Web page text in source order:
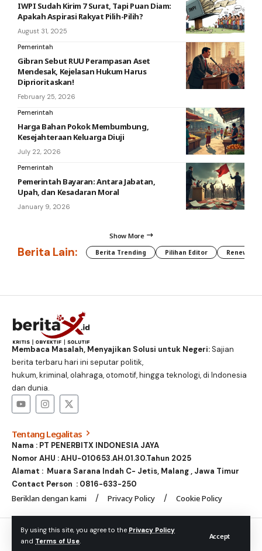
By using this site, you agree to the Privacy Policy
and Terms of Use.
Accept
IWPI Sudah Kirim 7 Surat, Tapi Puan Diam:
Apakah Aspirasi Rakyat Pilih-Pilih?
August 31, 2025
Pemerintah
Gibran Sebut RUU Perampasan Aset
Mendesak, Kejelasan Hukum Harus
Diprioritaskan!
February 25, 2026
Pemerintah
Harga Bahan Pokok Membumbung,
Kesejahteraan Keluarga Diuji
July 22, 2026
Pemerintah
Pemerintah Bayaran: Antara Jabatan,
Upah, dan Kesadaran Moral
January 9, 2026
Show More
Berita Lain: Berita Trending Pilihan Editor
Membaca Masalah, Menyajikan Solusi untuk Negeri:Sajian
berita terbaru hari ini seputar politik,
hukum, kriminal, olahraga, otomotif, hingga teknologi, di Indonesia
dan dunia.
Tentang Legalitas
Nama : PT PENERBITX INDONESIA JAYA
Nomor AHU : AHU-010653.AH.01.30.Tahun 2025
Alamat : Muara Sarana Indah C- Jetis, Malang , Jawa Timur
Contact Person : 0816-633-250
Beriklan dengan kami Privacy Policy Cookie Policy
© Foxiz News Network. Ruby Design Company. All Rights